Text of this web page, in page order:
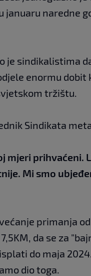
januaru naredne
je sindikalistima
enormu
tržištu.
Sindikata
mjeri prihvaćeni.
Mi smo
primanja
da se za
do maja
dio toga.